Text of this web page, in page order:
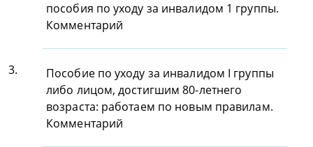
пособия по уходу за инвалидом 1 группы.
Комментарий
3.
Пособие по уходу за инвалидом I группы
либо лицом, достигшим 80-летнего
возраста: работаем по новым правилам.
Комментарий